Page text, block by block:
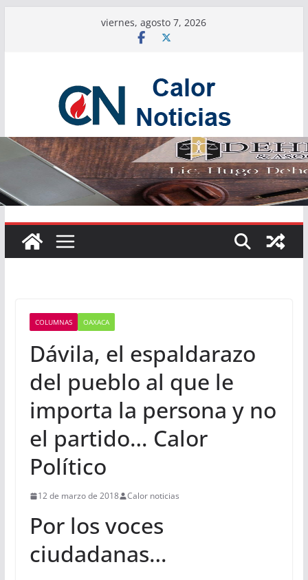
viernes, agosto 7, 2026
COLUMNAS OAXACA
Dávila, el espaldarazo
del pueblo al que le
importa la persona y no
el partido… Calor
Político
12 de marzo de 2018 Calor noticias
Por los voces
ciudadanas…